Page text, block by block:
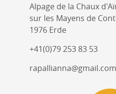
Alpage de la Chaux
sur les Mayens de
1976 Erde
+41(0)79 253 83 53
rapallianna@gmail.com